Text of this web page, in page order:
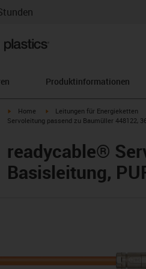
Produktinformationen
igus-icon-arrow-right
Home igus-icon-arrow-right
Leitungen für Energieketten
Servoleitung passend zu Baumüller 448122,
readycable®
Basisleitung,